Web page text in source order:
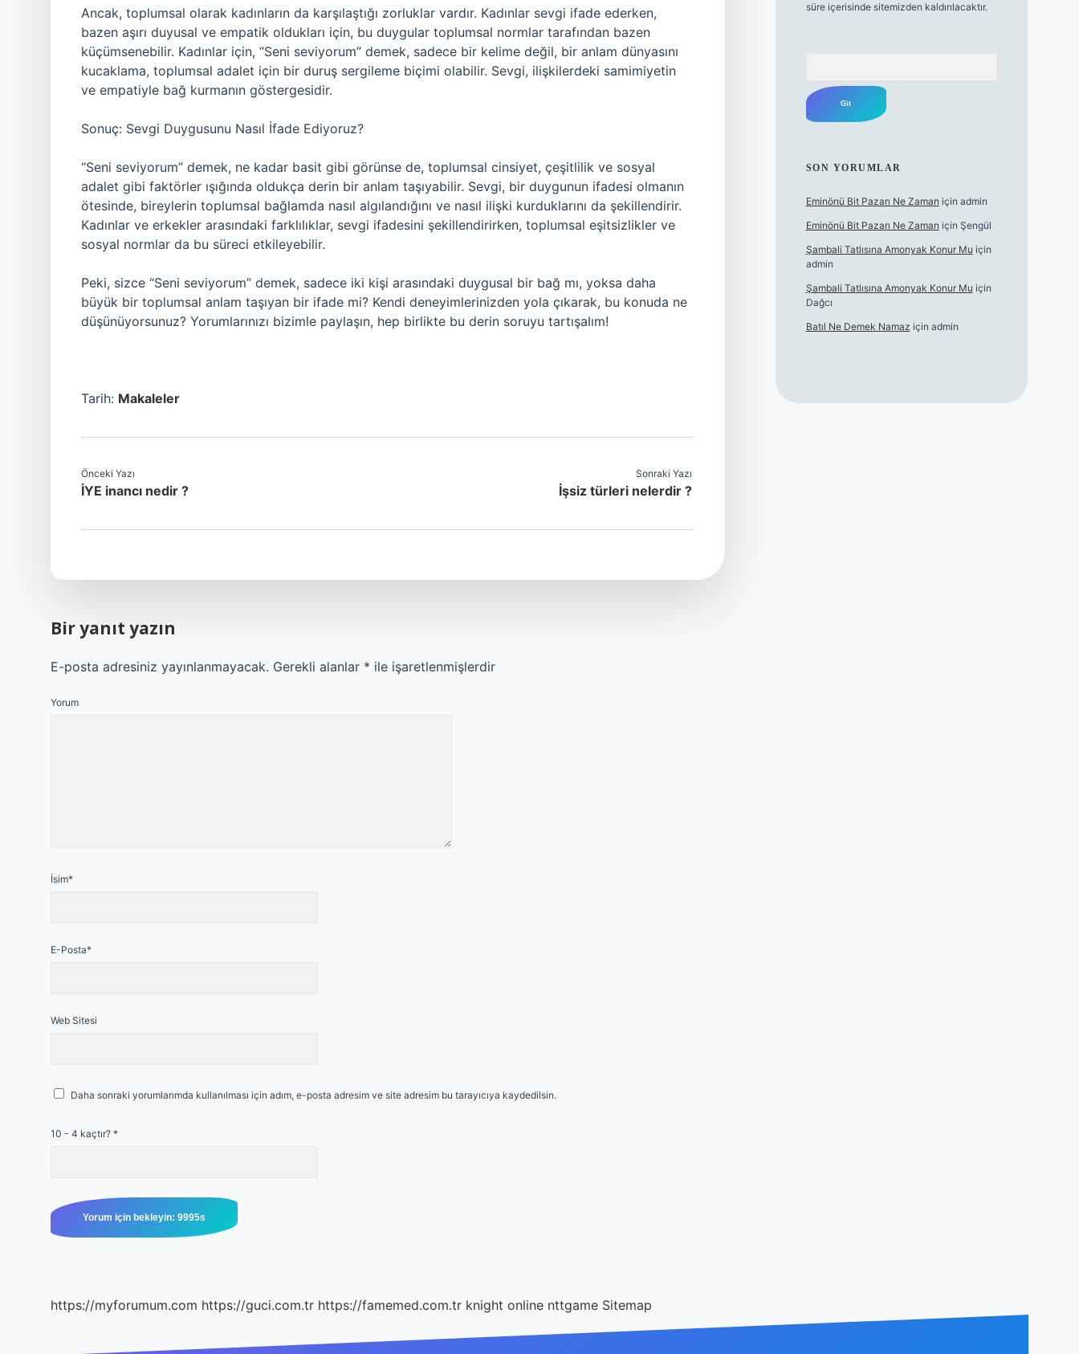
Ancak, toplumsal olarak kadınların da karşılaştığı zorluklar vardır. Kadınlar sevgi ifade ederken,
bazen aşırı duyusal ve empatik oldukları için, bu duygular toplumsal normlar tarafından bazen
küçümsenebilir. Kadınlar için, “Seni seviyorum” demek, sadece bir kelime değil, bir anlam dünyasını
kucaklama, toplumsal adalet için bir duruş sergileme biçimi olabilir. Sevgi, ilişkilerdeki samimiyetin
ve empatiyle bağ kurmanın göstergesidir.
Sonuç: Sevgi Duygusunu Nasıl İfade Ediyoruz?
“Seni seviyorum” demek, ne kadar basit gibi görünse de, toplumsal cinsiyet, çeşitlilik ve sosyal
adalet gibi faktörler ışığında oldukça derin bir anlam taşıyabilir. Sevgi, bir duygunun ifadesi olmanın
ötesinde, bireylerin toplumsal bağlamda nasıl algılandığını ve nasıl ilişki kurduklarını da şekillendirir.
Kadınlar ve erkekler arasındaki farklılıklar, sevgi ifadesini şekillendirirken, toplumsal eşitsizlikler ve
sosyal normlar da bu süreci etkileyebilir.
Peki, sizce “Seni seviyorum” demek, sadece iki kişi arasındaki duygusal bir bağ mı, yoksa daha
büyük bir toplumsal anlam taşıyan bir ifade mi? Kendi deneyimlerinizden yola çıkarak, bu konuda ne
düşünüyorsunuz? Yorumlarınızı bizimle paylaşın, hep birlikte bu derin soruyu tartışalım!
Tarih: Makaleler
Önceki Yazı
İYE inancı nedir ?
Sonraki Yazı
İşsiz türleri nelerdir ?
Bir yanıt yazın
E-posta adresiniz yayınlanmayacak. Gerekli alanlar * ile işaretlenmişlerdir
Yorum
İsim*
E-Posta*
Web Sitesi
Daha sonraki yorumlarımda kullanılması için adım, e-posta adresim ve site adresim bu tarayıcıya kaydedilsin.
10 - 4 kaçtır? *
https://myforumum.com https://guci.com.tr https://famemed.com.tr knight online nttgame Sitemap
süre içerisinde sitemizden kaldırılacaktır.
SON YORUMLAR
Eminönü Bit Pazarı Ne Zaman için admin
Eminönü Bit Pazarı Ne Zaman için Şengül
Şambali Tatlısına Amonyak Konur Mu için
admin
Şambali Tatlısına Amonyak Konur Mu için
Dağcı
Batıl Ne Demek Namaz için admin